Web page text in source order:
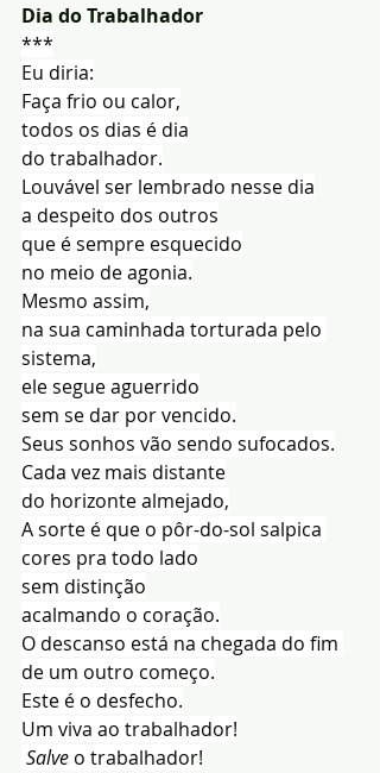
Dia do Trabalhador
***
Eu diria:
Faça frio ou calor,
todos os dias é dia
do trabalhador.
Louvável ser lembrado nesse dia
a despeito dos outros
que é sempre esquecido
no meio de agonia.
Mesmo assim,
na sua caminhada torturada pelo
sistema,
ele segue aguerrido
sem se dar por vencido.
Seus sonhos vão sendo sufocados.
Cada vez mais distante
do horizonte almejado,
A sorte é que o pôr-do-sol salpica
cores pra todo lado
sem distinção
acalmando o coração.
O descanso está na chegada do fim
de um outro começo.
Este é o desfecho.
Um viva ao trabalhador!
Salve o trabalhador!